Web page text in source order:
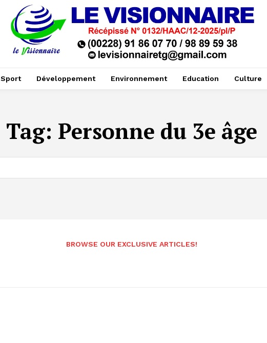
Sport Développement Environnement Education Culture
Tag: Personne du 3e âge
BROWSE OUR EXCLUSIVE ARTICLES!